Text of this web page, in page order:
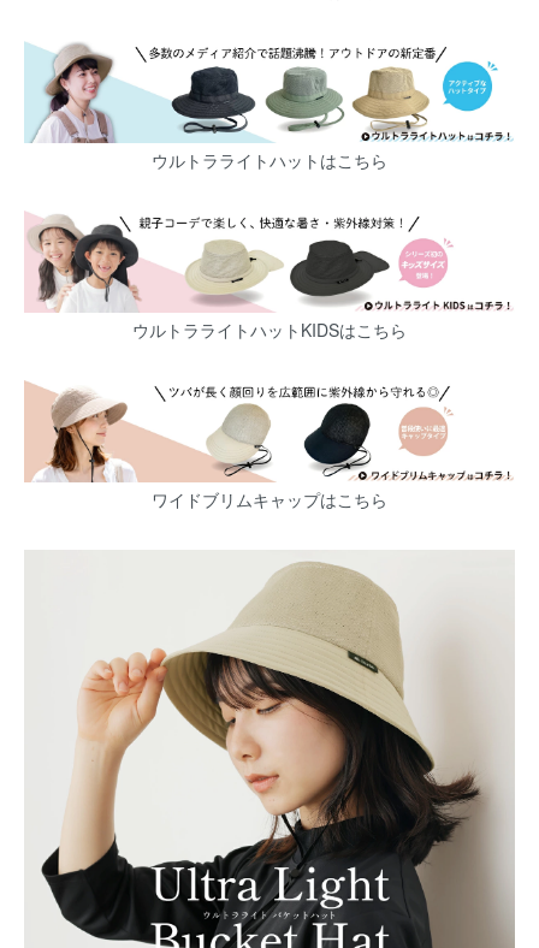
ウルトラライトハットはこちら
ウルトラライトハットKIDSはこちら
ワイドブリムキャップはこちら